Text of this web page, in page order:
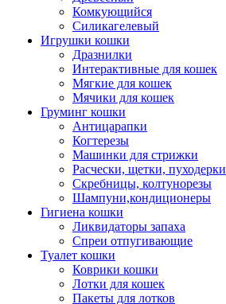
Комкующийся
Силикагелевый
Игрушки кошки
Дразнилки
Интерактивные для кошек
Мягкие для кошек
Мячики для кошек
Груминг кошки
Антицарапки
Когтерезы
Машинки для стрижки
Расчески, щетки, пуходерки
Скребницы, колтунорезы
Шампуни,кондиционеры
Гигиена кошки
Ликвидаторы запаха
Спреи отпугивающие
Туалет кошки
Коврики кошки
Лотки для кошек
Пакеты для лотков